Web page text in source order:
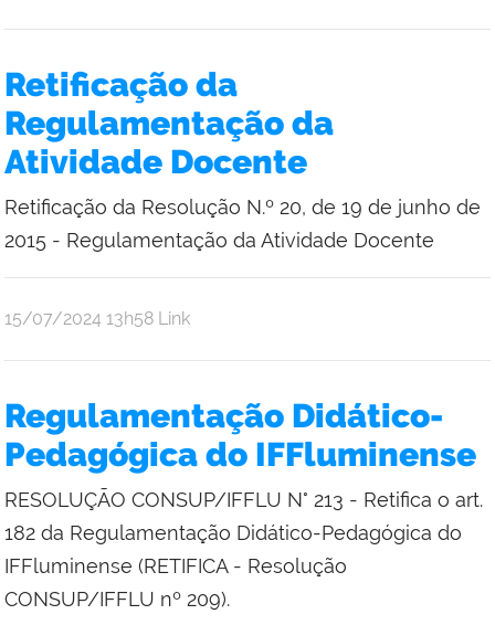
Reitoria
Retificação da
Regulamentação da
Atividade Docente
Retificação da Resolução N.º 20, de 19 de junho de
2015 - Regulamentação da Atividade Docente
por
publicado
15/07/2024 13h58 Link
Regulamentação Didático-
Pedagógica do IFFluminense
RESOLUÇÃO CONSUP/IFFLU N° 213 - Retifica o art.
182 da Regulamentação Didático-Pedagógica do
IFFluminense (RETIFICA - Resolução
CONSUP/IFFLU nº 209).